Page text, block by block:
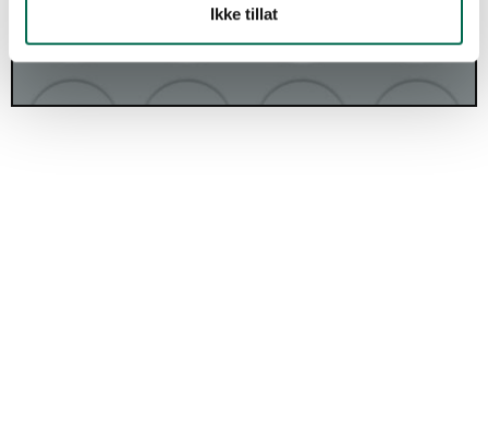
Ikke tillat